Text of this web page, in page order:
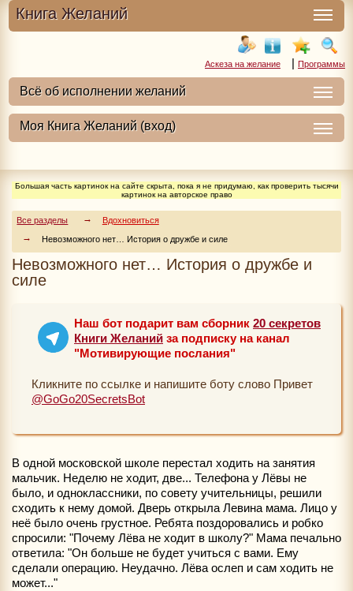
Книга Желаний
Аскеза на желание | Программы
Большая часть картинок на сайте скрыта, пока я не придумаю, как проверить тысячи
картинок на авторское право
Все разделы
Вдохновиться
Невозможного нет… История о дружбе и силе
Невозможного нет… История о дружбе и
силе
Наш бот подарит вам сборник 20 секретов
Книги Желаний за подписку на канал
"Мотивирующие послания"
Кликните по ссылке и напишите боту слово Привет
@GoGo20SecretsBot
В одной московской школе перестал ходить на занятия
мальчик. Неделю не ходит, две... Телефона у Лёвы не
было, и одноклассники, по совету учительницы, решили
сходить к нему домой. Дверь открыла Левина мама. Лицо у
неё было очень грустное. Ребята поздоровались и робко
спросили: "Почему Лёва не ходит в школу?" Мама печально
ответила: "Он больше не будет учиться с вами. Ему
сделали операцию. Неудачно. Лёва ослеп и сам ходить не
может..."